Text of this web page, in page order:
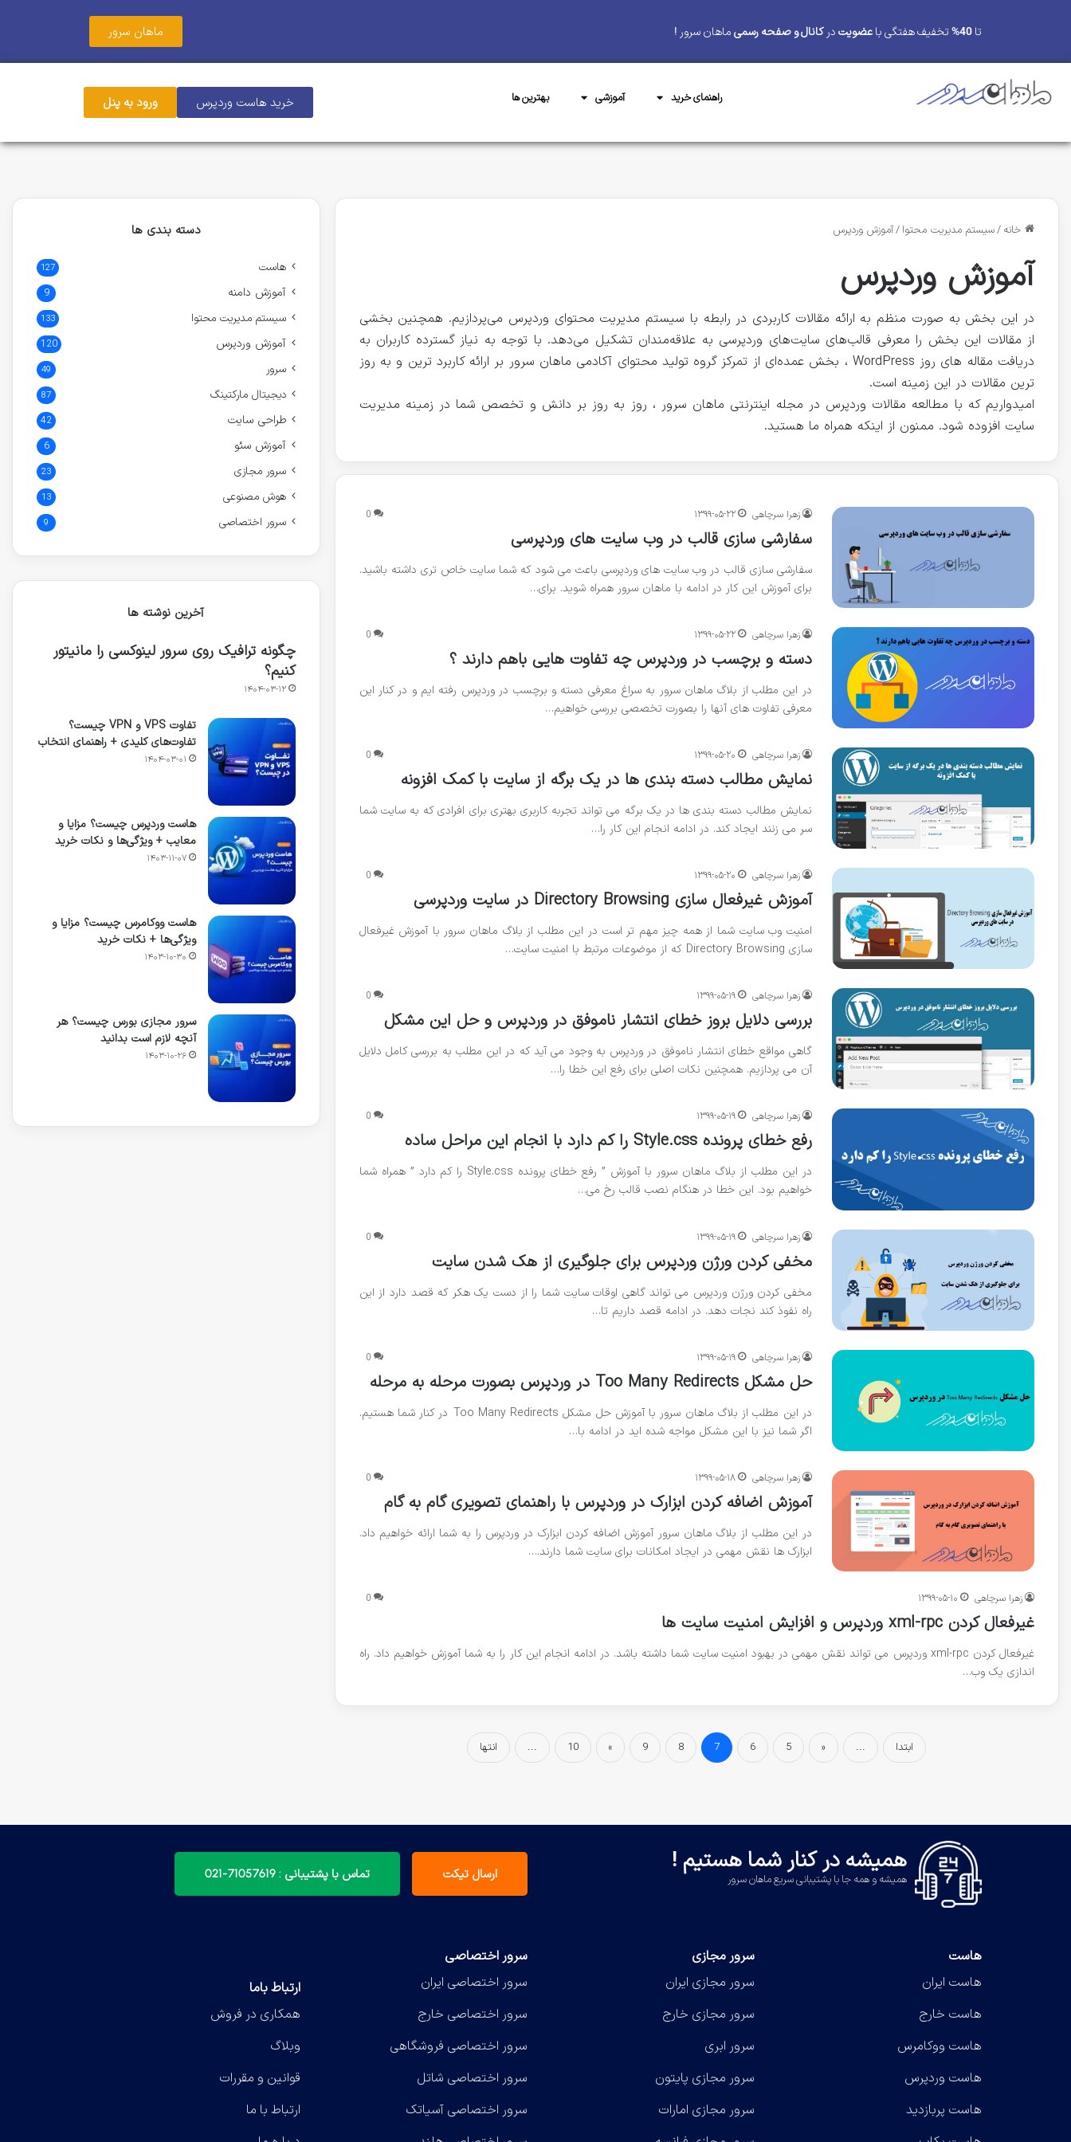
تا 40% تخفیف هفتگی باعضویت در کانال و صفحه رسمی ماهان سرور ! ماهان سرور
راهنمای خرید آموزشی بهترین ها خرید هاست وردپرس ورود به پنل
خانه /سیستم مدیریت محتوا /آموزش وردپرس
آموزش وردپرس
در این بخش به صورت منظم به ارائه مقالات کاربردی در رابطه با سیستم مدیریت محتوای وردپرس می‌پردازیم. همچنین بخشی
از مقالات این بخش را معرفی قالب‌های سایت‌های وردپرسی به علاقه‌مندان تشکیل می‌دهد. با توجه به نیاز گسترده کاربران به
دریافت مقاله های روز WordPress ، بخش عمده‌ای از تمرکز گروه تولید محتوای آکادمی ماهان سرور بر ارائه کاربرد ‌ترین و به روز
ترین مقالات در این زمینه است.
امیدواریم که با مطالعه مقالات وردپرس در مجله اینترنتی ماهان سرور ، روز به روز بر دانش و تخصص شما در زمینه مدیریت
سایت افزوده شود. ممنون از اینکه همراه ما هستید.
زهرا سرچاهی ۱۳۹۹-۰۵-۲۲ 0
سفارشی سازی قالب در وب سایت های وردپرسی
سفارشی سازی قالب در وب سایت های وردپرسی باعث می شود که شما سایت خاص تری داشته باشید.
برای آموزش این کار در ادامه با ماهان سرور همراه شوید. برای…
زهرا سرچاهی ۱۳۹۹-۰۵-۲۲ 0
دسته و برچسب در وردپرس چه تفاوت هایی باهم دارند ؟
در این مطلب از بلاگ ماهان سرور به سراغ معرفی دسته و برچسب در وردپرس رفته ایم و در کنار این
معرفی تفاوت های آنها را بصورت تخصصی بررسی خواهیم…
زهرا سرچاهی ۱۳۹۹-۰۵-۲۰ 0
نمایش مطالب دسته بندی ها در یک برگه از سایت با کمک افزونه
نمایش مطالب دسته بندی ها در یک برگه می تواند تجربه کاربری بهتری برای افرادی که به سایت شما
سر می زنند ایجاد کند. در ادامه انجام این کار را…
زهرا سرچاهی ۱۳۹۹-۰۵-۲۰ 0
آموزش غیرفعال سازی Directory Browsing در سایت وردپرسی
امنیت وب سایت شما از همه چیز مهم تر است در این مطلب از بلاگ ماهان سرور با آموزش غیرفعال
سازی Directory Browsing که از موضوعات مرتبط با امنیت سایت…
زهرا سرچاهی ۱۳۹۹-۰۵-۱۹ 0
بررسی دلایل بروز خطای انتشار ناموفق در وردپرس و حل این مشکل
گاهی مواقع خطای انتشار ناموفق در وردپرس به وجود می آید که در این مطلب به بررسی کامل دلایل
آن می پردازیم. همچنین نکات اصلی برای رفع این خطا را…
زهرا سرچاهی ۱۳۹۹-۰۵-۱۹ 0
رفع خطای پرونده Style.css را کم دارد با انجام این مراحل ساده
در این مطلب از بلاگ ماهان سرور با آموزش ” رفع خطای پرونده Style.css را کم دارد ” همراه شما
خواهیم بود. این خطا در هنگام نصب قالب رخ می…
زهرا سرچاهی ۱۳۹۹-۰۵-۱۹ 0
مخفی کردن ورژن وردپرس برای جلوگیری از هک شدن سایت
مخفی کردن ورژن وردپرس می تواند گاهی اوقات سایت شما را از دست یک هکر که قصد دارد از این
راه نفوذ کند نجات دهد. در ادامه قصد داریم تا…
زهرا سرچاهی ۱۳۹۹-۰۵-۱۹ 0
حل مشکل Too Many Redirects در وردپرس بصورت مرحله به مرحله
در این مطلب از بلاگ ماهان سرور با آموزش حل مشکل Too Many Redirects در کنار شما هستیم.
اگر شما نیز با این مشکل مواجه شده اید در ادامه با…
زهرا سرچاهی ۱۳۹۹-۰۵-۱۸ 0
آموزش اضافه کردن ابزارک در وردپرس با راهنمای تصویری گام به گام
در این مطلب از بلاگ ماهان سرور آموزش اضافه کردن ابزارک در وردپرس را به شما ارائه خواهیم داد.
ابزارک ها نقش مهمی در ایجاد امکانات برای سایت شما دارند.…
زهرا سرچاهی ۱۳۹۹-۰۵-۱۰ 0
غیرفعال کردن xml-rpc وردپرس و افزایش امنیت سایت ها
غیرفعال کردن xml-rpc وردپرس می تواند نقش مهمی در بهبود امنیت سایت شما داشته باشد. در ادامه انجام این کار را به شما آموزش خواهیم داد. راه
اندازی یک وب…
ابتدا ...
«
5
6
7
8
9
»
10
... انتها
دسته بندی ها
هاست 127
آموزش دامنه 9
سیستم مدیریت محتوا 133
آموزش وردپرس 120
سرور 49
دیجیتال مارکتینگ 87
طراحی سایت 42
آموزش سئو 6
سرور مجازی 23
هوش مصنوعی 13
سرور اختصاصی 9
آخرین نوشته ها
چگونه ترافیک روی سرور لینوکسی را مانیتور
کنیم؟
۱۴۰۴-۰۳-۱۲
تفاوت VPS و VPN چیست؟
تفاوت‌های کلیدی + راهنمای انتخاب
۱۴۰۴-۰۳-۰۱
هاست وردپرس چیست؟ مزایا و
معایب + ویژگی‌ها و نکات خرید
۱۴۰۳-۱۱-۰۷
هاست ووکامرس چیست؟ مزایا و
ویژگی‌ها + نکات خرید
۱۴۰۳-۱۰-۳۰
سرور مجازی بورس چیست؟ هر
آنچه لازم است بدانید
۱۴۰۳-۱۰-۲۶
همیشه در کنار شما هستیم !
همیشه و همه جا با پشتیبانی سریع ماهان سرور ارسال تیکت تماس با پشتیبانی : 71057619-021
هاست
هاست ایران
هاست خارج
هاست ووکامرس
هاست وردپرس
هاست پربازدید
سرور مجازی
سرور مجازی ایران
سرور مجازی خارج
سرور ابری
سرور مجازی پایتون
سرور مجازی امارات
سرور اختصاصی
سرور اختصاصی ایران
سرور اختصاصی خارج
سرور اختصاصی فروشگاهی
سرور اختصاصی شاتل
سرور اختصاصی آسیاتک
ارتباط باما
همکاری در فروش
وبلاگ
قوانین و مقررات
ارتباط با ما